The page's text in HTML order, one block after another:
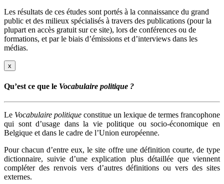
Les résultats de ces études sont portés à la connaissance du grand
public et des milieux spécialisés à travers des publications (pour la
plupart en accès gratuit sur ce site), lors de conférences ou de
formations, et par le biais d’émissions et d’interviews dans les
médias.
x
Qu’est ce que le Vocabulaire politique ?
Le Vocabulaire politique constitue un lexique de termes francophone
qui sont d’usage dans la vie politique ou socio-économique en
Belgique et dans le cadre de l’Union européenne.
Pour chacun d’entre eux, le site offre une définition courte, de type
dictionnaire, suivie d’une explication plus détaillée que viennent
compléter des renvois vers d’autres définitions ou vers des sites
externes.